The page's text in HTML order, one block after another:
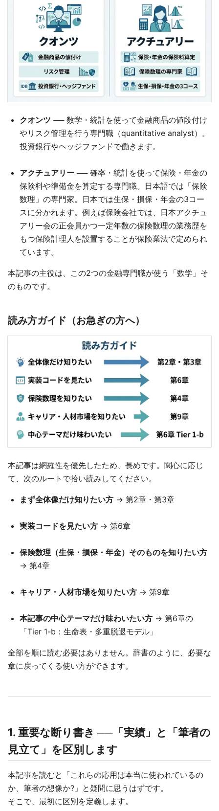
クオンツ ── 数学・統計を使って金融商品の値段付け
やリスク管理を行う専門職（quantitative analyst）。
投資銀行やヘッジファンドで働きます。
アクチュアリー ── 確率・統計を使って保険・年金の
保険料や準備金を算定する専門職。日本語では「保険
数理」の専門家。日本では生保・損保・年金の3コー
スに分かれます。例えば保険会社では、日本アクチュ
アリー会の正会員かつ一定年数の保険数理の業務歴を
もつ保険計理人を設置することが保険業法で定められ
ています。
本記事の主役は、この2つの金融専門職が使う「数学」そ
のものです。
読み方ガイド（お急ぎの方へ）
本記事は網羅性を優先したため、長めです。関心に応じ
て、次のルートで拾い読みしてください。
まず全体像だけ知りたい方 → 第2章・第3章
実装コードを見たい方 → 第6章
保険数理（生保・損保・年金）そのものを知りたい方
→ 第4章
キャリア・人材市場を知りたい方 → 第9章
本記事の中心テーマだけ味わいたい方 → 第6章の
「Tier 1-b：生命表・多重脱退モデル」
全部を順に読む必要はありません。辞書のように、必要な
章に戻ってくる使い方ができます。
1. 重要な断り書き ──「実績」と「筆者の
見立て」を区別します
本記事を読むと「これらの応用は本当に使われているの
か、筆者の想像か?」と疑問に思うはずです。
そこで、最初に区別を定義します。